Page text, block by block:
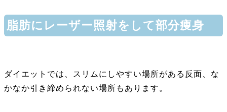
脂肪にレーザー照射をして部分痩身
ダイエットでは、スリムにしやすい場所がある反面、な
かなか引き締められない場所もあります。